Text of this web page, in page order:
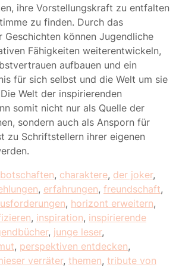
ihre Vorstellungskraft zu entfalten
zu finden. Durch das
Geschichten können Jugendliche
Fähigkeiten weiterentwickeln,
aufbauen und ein
für sich selbst und die Welt um sie
Welt der inspirierenden
somit nicht nur als Quelle der
sondern auch als Ansporn für
zu Schriftstellern ihrer eigenen
botschaften, charaktere, der joker,
, erfahrungen, freundschaft,
, horizont erweitern,
, inspiration, inspirierende
, junge leser,
, perspektiven entdecken,
verräter, themen, tribute von